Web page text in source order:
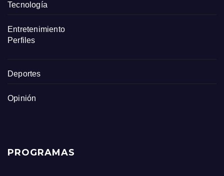
Tecnología
Entretenimiento
Perfiles
Deportes
Opinión
PROGRAMAS